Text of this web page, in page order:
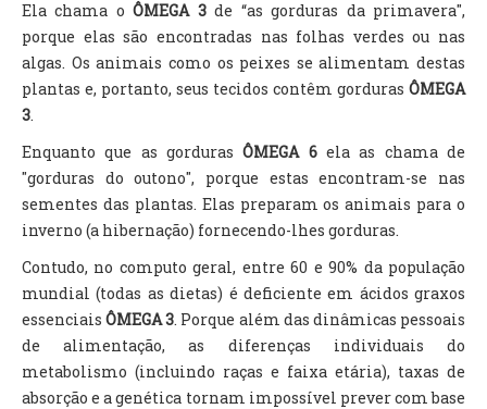
Ela chama oÔMEGA 3de “as gorduras da primavera",
porque elas são encontradas nas folhas verdes ou nas
algas. Os animais como os peixes se alimentam destas
plantas e, portanto, seus tecidos contêm gorduras ÔMEGA
3.
Enquanto que as gordurasÔMEGA 6ela as chama de
"gorduras do outono", porque estas encontram-se nas
sementes das plantas. Elas preparam os animais para o
inverno (a hibernação) fornecendo-lhes gorduras.
Contudo, no computo geral, entre 60 e 90% da população
mundial (todas as dietas) é deficiente em ácidos graxos
essenciaisÔMEGA 3. Porque além das dinâmicas pessoais
de alimentação, as diferenças individuais do
metabolismo (incluindo raças e faixa etária), taxas de
absorção e a genética tornam impossível prever com base